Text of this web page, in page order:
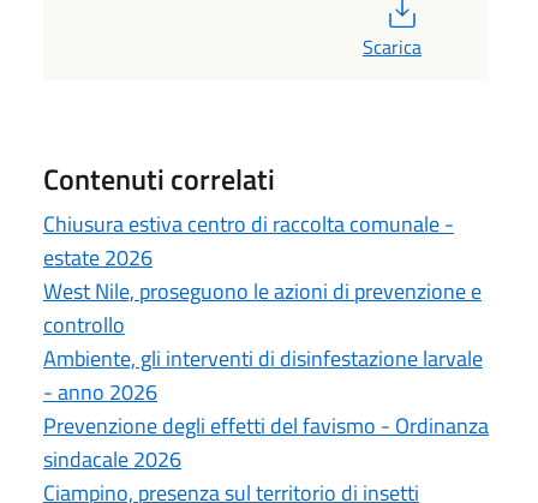
Scarica
Contenuti correlati
Chiusura estiva centro di raccolta comunale -
estate 2026
West Nile, proseguono le azioni di prevenzione e
controllo
Ambiente, gli interventi di disinfestazione larvale
- anno 2026
Prevenzione degli effetti del favismo - Ordinanza
sindacale 2026
Ciampino, presenza sul territorio di insetti